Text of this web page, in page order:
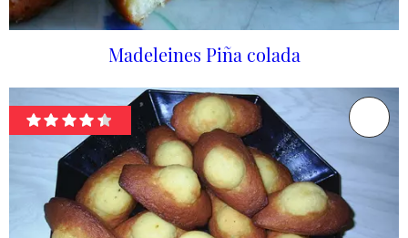
Madeleines Piña colada